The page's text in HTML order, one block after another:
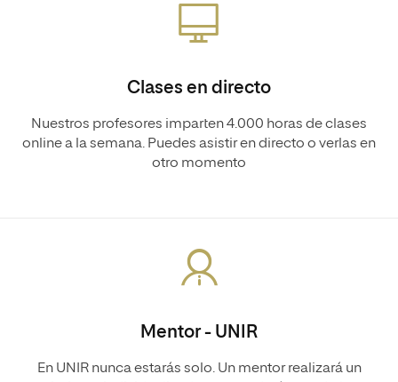
Clases en directo
Nuestros profesores imparten 4.000 horas de clases
online a la semana. Puedes asistir en directo o verlas en
otro momento
Mentor - UNIR
En UNIR nunca estarás solo. Un mentor realizará un